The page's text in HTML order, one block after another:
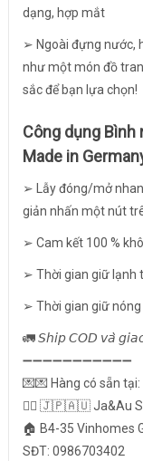
dạng, hợp mắt
➢ Ngoài đựng nước,
như một món đồ
sắc để bạn lựa chọn!
Công dụng Bình
Made in
➢ Lẫy đóng/mở
giản nhấn một nút
➢ Cam kết 100 %
➢ Thời gian giữ lạnh
➢ Thời gian giữ
🚛 𝘚𝘩𝘪𝘱 𝘊𝘖𝘋 𝘷𝘢̀
➖➖➖➖➖➖➖➖➖➖➖
💌💌 Hàng có sẵn tại:
👉🏻 🇯🇵🇦🇺 Ja&Au
🏠 B4-35 Vinhomes
SĐT: 0986703402